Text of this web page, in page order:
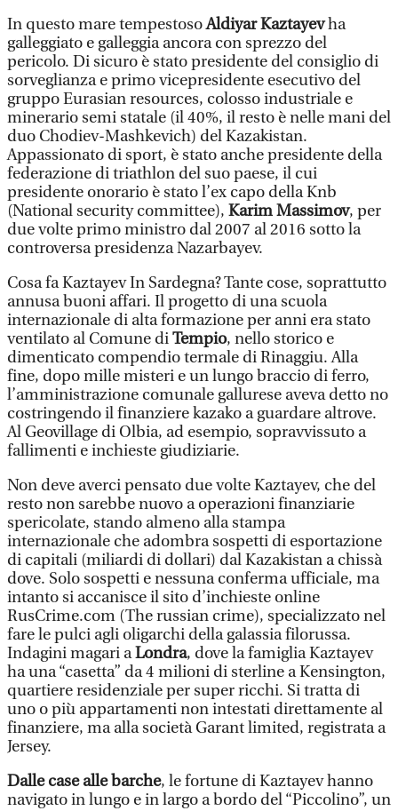
In questo mare tempestosoAldiyar Kaztayevha
galleggiato e galleggia ancora con sprezzo del
pericolo. Di sicuro è stato presidente del consiglio di
sorveglianza e primo vicepresidente esecutivo del
gruppo Eurasian resources, colosso industriale e
minerario semi statale (il 40%, il resto è nelle mani del
duo Chodiev-Mashkevich) del Kazakistan.
Appassionato di sport, è stato anche presidente della
federazione di triathlon del suo paese, il cui
presidente onorario è stato l’ex capo della Knb
(National security committee), Karim Massimov, per
due volte primo ministro dal 2007 al 2016 sotto la
controversa presidenza Nazarbayev.
Cosa fa Kaztayev In Sardegna? Tante cose, soprattutto
annusa buoni affari. Il progetto di una scuola
internazionale di alta formazione per anni era stato
ventilato al Comune diTempio, nello storico e
dimenticato compendio termale di Rinaggiu. Alla
fine, dopo mille misteri e un lungo braccio di ferro,
l’amministrazione comunale gallurese aveva detto no
costringendo il finanziere kazako a guardare altrove.
Al Geovillage di Olbia, ad esempio, sopravvissuto a
fallimenti e inchieste giudiziarie.
Non deve averci pensato due volte Kaztayev, che del
resto non sarebbe nuovo a operazioni finanziarie
spericolate, stando almeno alla stampa
internazionale che adombra sospetti di esportazione
di capitali (miliardi di dollari) dal Kazakistan a chissà
dove. Solo sospetti e nessuna conferma ufficiale, ma
intanto si accanisce il sito d’inchieste online
RusCrime.com (The russian crime), specializzato nel
fare le pulci agli oligarchi della galassia filorussa.
Indagini magari aLondra, dove la famiglia Kaztayev
ha una “casetta” da 4 milioni di sterline a Kensington,
quartiere residenziale per super ricchi. Si tratta di
uno o più appartamenti non intestati direttamente al
finanziere, ma alla società Garant limited, registrata a
Jersey.
Dalle case alle barche, le fortune di Kaztayev hanno
navigato in lungo e in largo a bordo del “Piccolino”, un